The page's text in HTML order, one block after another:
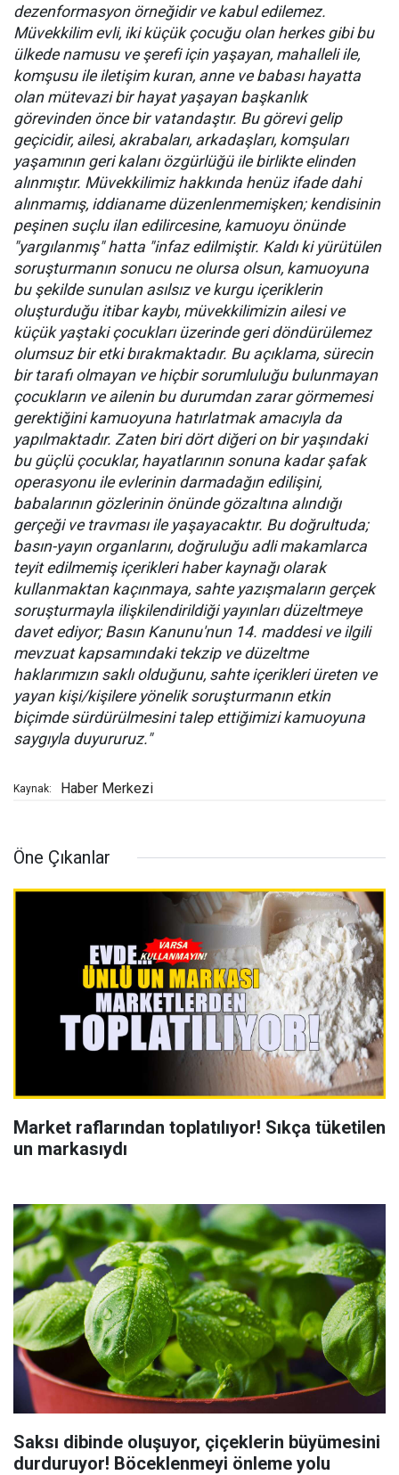
dezenformasyon örneğidir ve kabul edilemez.
Müvekkilim evli, iki küçük çocuğu olan herkes gibi bu
ülkede namusu ve şerefi için yaşayan, mahalleli ile,
komşusu ile iletişim kuran, anne ve babası hayatta
olan mütevazi bir hayat yaşayan başkanlık
görevinden önce bir vatandaştır. Bu görevi gelip
geçicidir, ailesi, akrabaları, arkadaşları, komşuları
yaşamının geri kalanı özgürlüğü ile birlikte elinden
alınmıştır. Müvekkilimiz hakkında henüz ifade dahi
alınmamış, iddianame düzenlenmemişken; kendisinin
peşinen suçlu ilan edilircesine, kamuoyu önünde
"yargılanmış" hatta "infaz edilmiştir. Kaldı ki yürütülen
soruşturmanın sonucu ne olursa olsun, kamuoyuna
bu şekilde sunulan asılsız ve kurgu içeriklerin
oluşturduğu itibar kaybı, müvekkilimizin ailesi ve
küçük yaştaki çocukları üzerinde geri döndürülemez
olumsuz bir etki bırakmaktadır. Bu açıklama, sürecin
bir tarafı olmayan ve hiçbir sorumluluğu bulunmayan
çocukların ve ailenin bu durumdan zarar görmemesi
gerektiğini kamuoyuna hatırlatmak amacıyla da
yapılmaktadır. Zaten biri dört diğeri on bir yaşındaki
bu güçlü çocuklar, hayatlarının sonuna kadar şafak
operasyonu ile evlerinin darmadağın edilişini,
babalarının gözlerinin önünde gözaltına alındığı
gerçeği ve travması ile yaşayacaktır. Bu doğrultuda;
basın-yayın organlarını, doğruluğu adli makamlarca
teyit edilmemiş içerikleri haber kaynağı olarak
kullanmaktan kaçınmaya, sahte yazışmaların gerçek
soruşturmayla ilişkilendirildiği yayınları düzeltmeye
davet ediyor; Basın Kanunu'nun 14. maddesi ve ilgili
mevzuat kapsamındaki tekzip ve düzeltme
haklarımızın saklı olduğunu, sahte içerikleri üreten ve
yayan kişi/kişilere yönelik soruşturmanın etkin
biçimde sürdürülmesini talep ettiğimizi kamuoyuna
saygıyla duyururuz."
Kaynak: Haber Merkezi
Öne Çıkanlar
Market raflarından toplatılıyor! Sıkça tüketilen
un markasıydı
Saksı dibinde oluşuyor, çiçeklerin büyümesini
durduruyor! Böceklenmeyi önleme yolu